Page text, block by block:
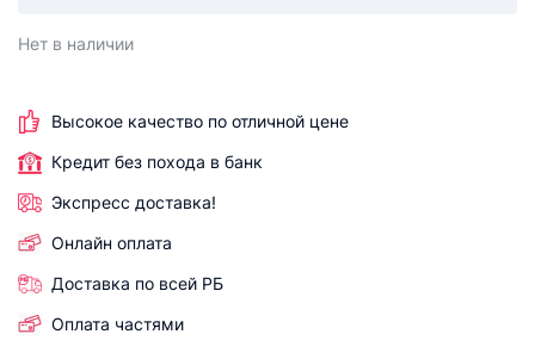
Нет в наличии
Высокое качество по отличной цене
Кредит без похода в банк
Экспресс доставка!
Онлайн оплата
Доставка по всей РБ
Оплата частями